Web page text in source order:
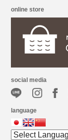
online store
social media
language